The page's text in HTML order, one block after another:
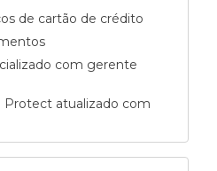
de cartão de crédito
com gerente
Protect atualizado com